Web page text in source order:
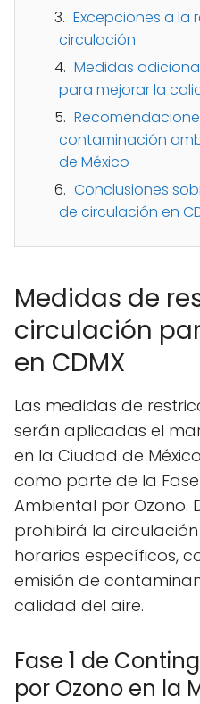
Excepciones a la
circulación
Medidas
para mejorar la
contaminación
de México
Conclusiones
de circulación en
Medidas de
circulación
en CDMX
Las medidas de
serán aplicadas el
en la Ciudad de
como parte de la
Ambiental por Ozono.
prohibirá la
horarios específicos,
emisión de
calidad del aire.
Fase 1 de
por Ozono en la